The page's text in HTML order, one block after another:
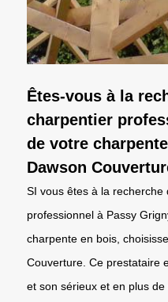
Êtes-vous à la
charpentier
de votre
Dawson
SI vous êtes à la recherche
professionnel à Passy
charpente en bois,
Couverture. Ce prestataire
et son sérieux et en plus